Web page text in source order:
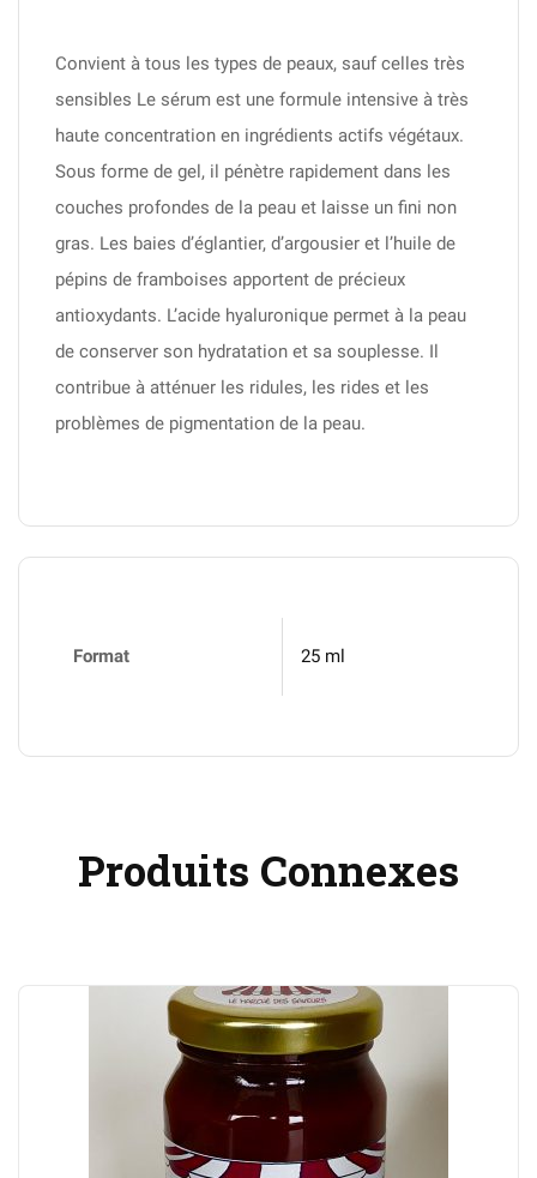
Convient à tous les types de peaux, sauf celles très
sensibles Le sérum est une formule intensive à très
haute concentration en ingrédients actifs végétaux.
Sous forme de gel, il pénètre rapidement dans les
couches profondes de la peau et laisse un fini non
gras. Les baies d’églantier, d’argousier et l’huile de
pépins de framboises apportent de précieux
antioxydants. L’acide hyaluronique permet à la peau
de conserver son hydratation et sa souplesse. Il
contribue à atténuer les ridules, les rides et les
problèmes de pigmentation de la peau.
Format 25 ml
Produits Connexes